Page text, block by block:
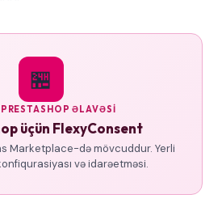
🏪
ƏLAVƏSI
üçün FlexyConsent
Marketplace-də mövcuddur. Yerli
və idarəetməsi.